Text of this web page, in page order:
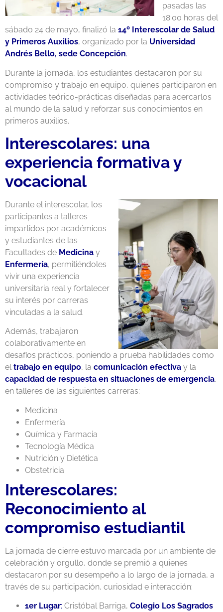
pasadas las
18:00 horas del
sábado 24 de mayo, finalizó la 14º Interescolar de Salud
y Primeros Auxilios, organizado por la Universidad
Andrés Bello, sede Concepción.
Durante la jornada, los estudiantes destacaron por su
compromiso y trabajo en equipo, quienes participaron en
actividades teórico-prácticas diseñadas para acercarlos
al mundo de la salud y reforzar sus conocimientos en
primeros auxilios.
Interescolares: una
experiencia formativa y
vocacional
Durante el interescolar, los
participantes a talleres
impartidos por académicos
y estudiantes de las
Facultades de Medicina y
Enfermería, permitiéndoles
vivir una experiencia
universitaria real y fortalecer
su interés por carreras
vinculadas a la salud.
Además, trabajaron
colaborativamente en
desafíos prácticos, poniendo a prueba habilidades como
el trabajo en equipo, la comunicación efectiva y la
capacidad de respuesta en situaciones de emergencia,
en talleres de las siguientes carreras:
Medicina
Enfermería
Química y Farmacia
Tecnología Médica
Nutrición y Dietética
Obstetricia
Interescolares:
Reconocimiento al
compromiso estudiantil
La jornada de cierre estuvo marcada por un ambiente de
celebración y orgullo, donde se premió a quienes
destacaron por su desempeño a lo largo de la jornada, a
través de su participación, curiosidad e interacción:
1er Lugar: Cristóbal Barriga, Colegio Los Sagrados